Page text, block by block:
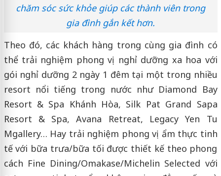
chăm sóc sức khỏe giúp các thành viên trong
gia đình gắn kết hơn.
Theo đó, các khách hàng trong cùng gia đình có
thể trải nghiệm phong vị nghỉ dưỡng xa hoa với
gói nghỉ dưỡng 2 ngày 1 đêm tại một trong nhiều
resort nổi tiếng trong nước như Diamond Bay
Resort & Spa Khánh Hòa, Silk Pat Grand Sapa
Resort & Spa, Avana Retreat, Legacy Yen Tu
Mgallery… Hay trải nghiệm phong vị ẩm thực tinh
tế với bữa trưa/bữa tối được thiết kế theo phong
cách Fine Dining/Omakase/Michelin Selected với